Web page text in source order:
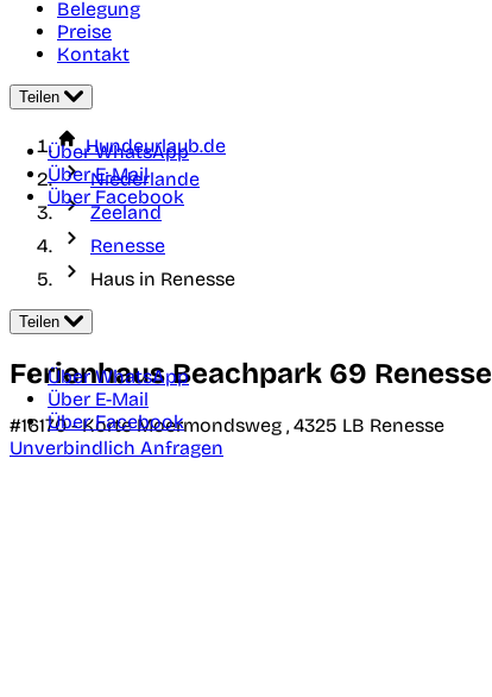
Belegung
Preise
Kontakt
Teilen
Über WhatsApp
Über E-Mail
Über Facebook
Hundeurlaub.de
Niederlande
Zeeland
Renesse
Haus in Renesse
Teilen
Über WhatsApp
Über E-Mail
Über Facebook
Ferienhaus Beachpark 69 Renesse
#16170 -Korte Moermondsweg , 4325 LB Renesse
Unverbindlich Anfragen